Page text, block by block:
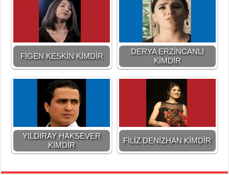
FİGEN KESKİN KİMDİR
DERYA ERZİNCANLI
KİMDİR
YILDIRAY HAKSEVER
KİMDİR
FİLİZ DENİZHAN KİMDİR